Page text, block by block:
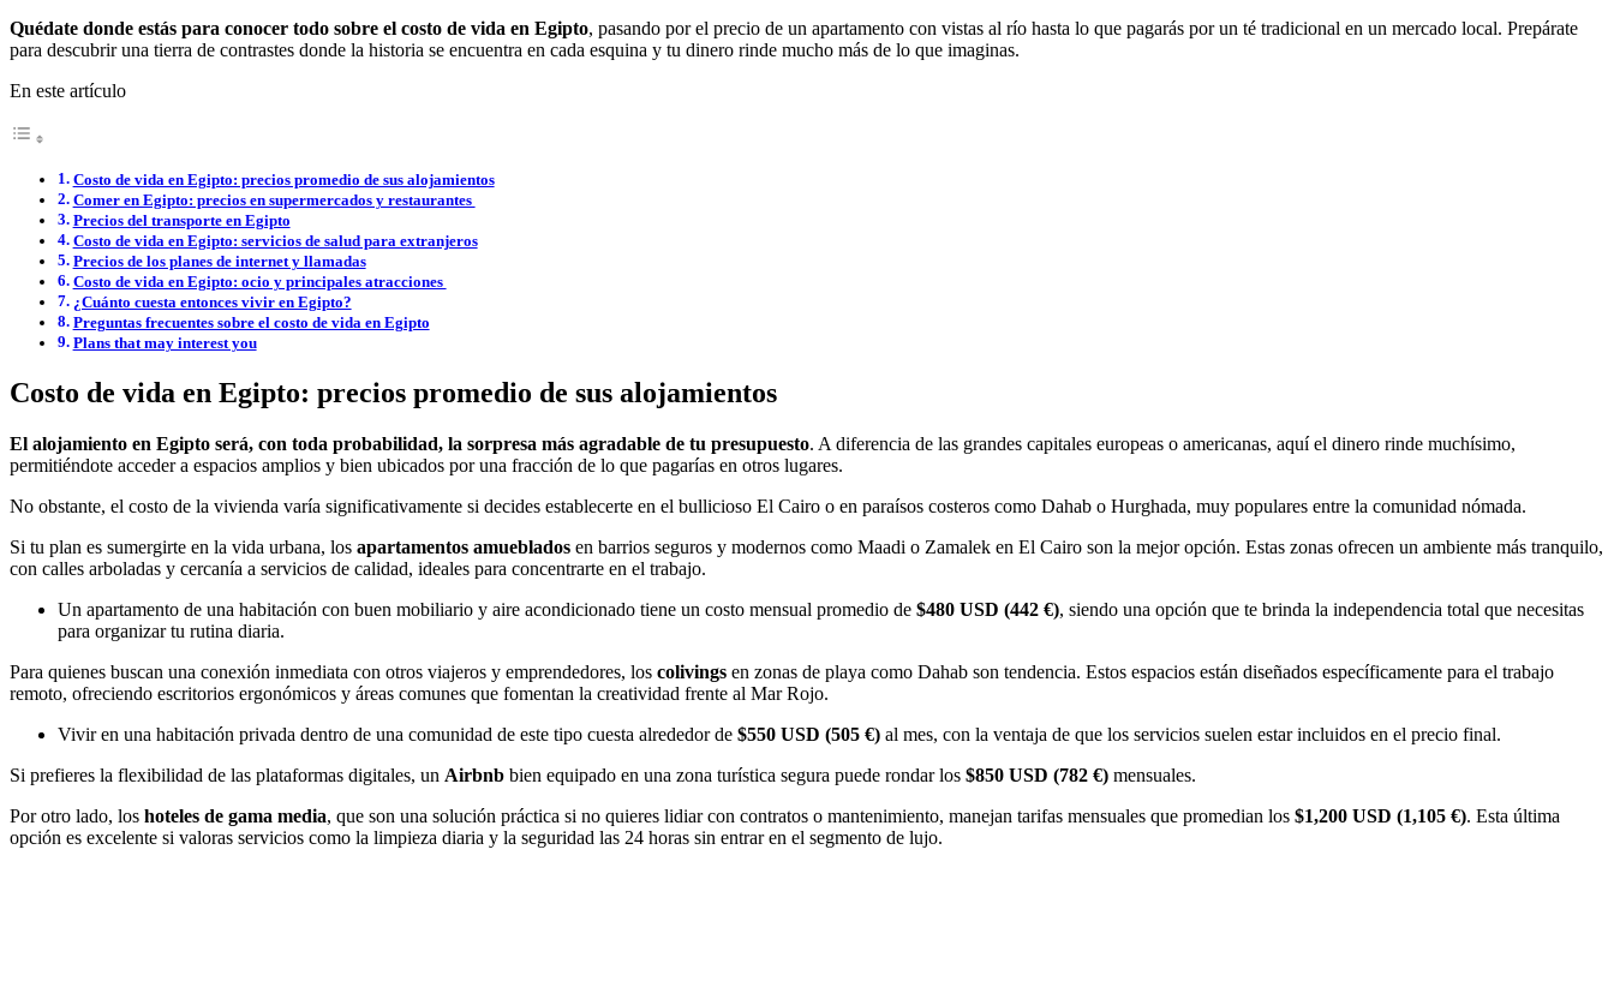
Quédate donde estás para conocer todo sobre el costo de vida en Egipto, pasando por el precio de un apartamento con vistas al río hasta lo que pagarás por un té tradicional en un mercado local. Prepárate
para descubrir una tierra de contrastes donde la historia se encuentra en cada esquina y tu dinero rinde mucho más de lo que imaginas.
En este artículo
Costo de vida en Egipto: precios promedio de sus alojamientos
Comer en Egipto: precios en supermercados y restaurantes
Precios del transporte en Egipto
Costo de vida en Egipto: servicios de salud para extranjeros
Precios de los planes de internet y llamadas
Costo de vida en Egipto: ocio y principales atracciones
¿Cuánto cuesta entonces vivir en Egipto?
Preguntas frecuentes sobre el costo de vida en Egipto
Plans that may interest you
Costo de vida en Egipto: precios promedio de sus alojamientos
El alojamiento en Egipto será, con toda probabilidad, la sorpresa más agradable de tu presupuesto. A diferencia de las grandes capitales europeas o americanas, aquí el dinero rinde muchísimo,
permitiéndote acceder a espacios amplios y bien ubicados por una fracción de lo que pagarías en otros lugares.
No obstante, el costo de la vivienda varía significativamente si decides establecerte en el bullicioso El Cairo o en paraísos costeros como Dahab o Hurghada, muy populares entre la comunidad nómada.
Si tu plan es sumergirte en la vida urbana, los apartamentos amueblados en barrios seguros y modernos como Maadi o Zamalek en El Cairo son la mejor opción. Estas zonas ofrecen un ambiente más tranquilo,
con calles arboladas y cercanía a servicios de calidad, ideales para concentrarte en el trabajo.
Un apartamento de una habitación con buen mobiliario y aire acondicionado tiene un costo mensual promedio de $480 USD (442 €), siendo una opción que te brinda la independencia total que necesitas
para organizar tu rutina diaria.
Para quienes buscan una conexión inmediata con otros viajeros y emprendedores, los colivings en zonas de playa como Dahab son tendencia. Estos espacios están diseñados específicamente para el trabajo
remoto, ofreciendo escritorios ergonómicos y áreas comunes que fomentan la creatividad frente al Mar Rojo.
Vivir en una habitación privada dentro de una comunidad de este tipo cuesta alrededor de $550 USD (505 €) al mes, con la ventaja de que los servicios suelen estar incluidos en el precio final.
Si prefieres la flexibilidad de las plataformas digitales, un Airbnb bien equipado en una zona turística segura puede rondar los $850 USD (782 €) mensuales.
Por otro lado, los hoteles de gama media, que son una solución práctica si no quieres lidiar con contratos o mantenimiento, manejan tarifas mensuales que promedian los $1,200 USD (1,105 €). Esta última
opción es excelente si valoras servicios como la limpieza diaria y la seguridad las 24 horas sin entrar en el segmento de lujo.